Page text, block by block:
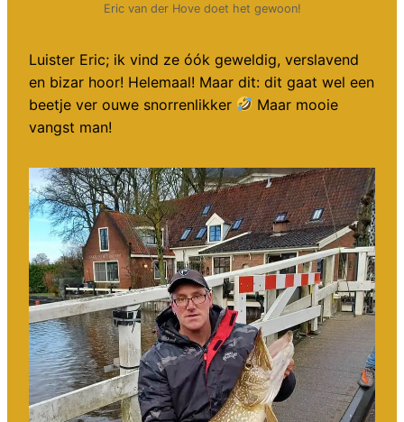
Eric van der Hove doet het gewoon!
Luister Eric; ik vind ze óók geweldig, verslavend
en bizar hoor! Helemaal! Maar dit: dit gaat wel een
beetje ver ouwe snorrenlikker
Maar mooie
vangst man!